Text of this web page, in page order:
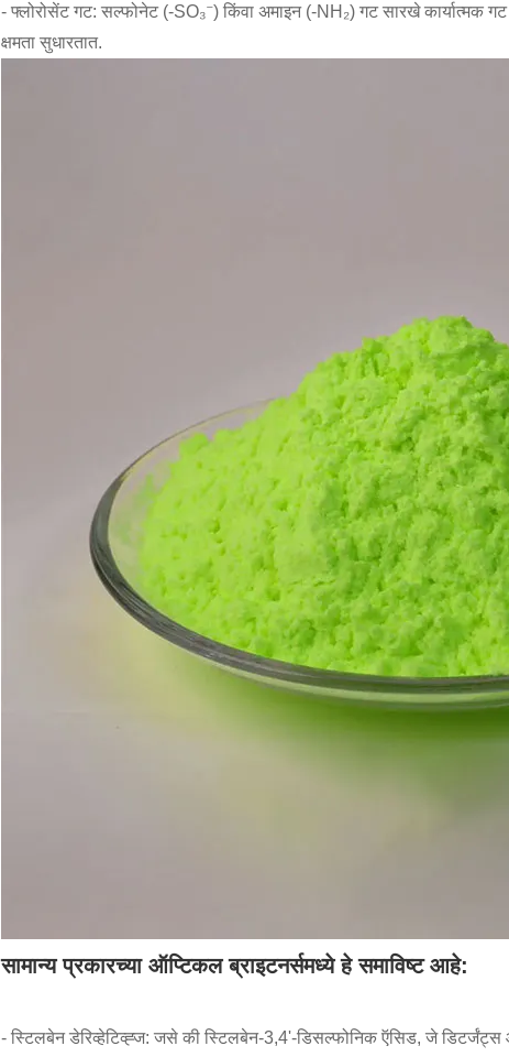
- फ्लोरोसेंट गट: सल्फोनेट (-SO₃⁻) किंवा अमाइन (-NH₂) गट सारखे कार्यात्मक गट
क्षमता सुधारतात.
सामान्य प्रकारच्या ऑप्टिकल ब्राइटनर्समध्ये हे समाविष्ट आहे:
- स्टिलबेन डेरिव्हेटिव्ह्ज: जसे की स्टिलबेन-3,4'-डिसल्फोनिक ऍसिड, जे डिटर्जंट्स